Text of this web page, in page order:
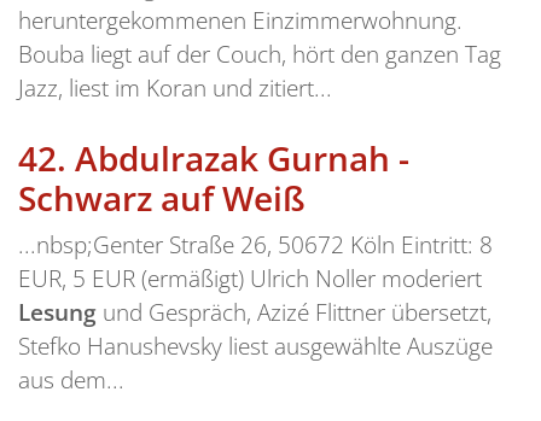
heruntergekommenen Einzimmerwohnung.
Bouba liegt auf der Couch, hört den ganzen Tag
Jazz, liest im Koran und zitiert...
42. Abdulrazak Gurnah -
Schwarz auf Weiß
...nbsp;Genter Straße 26, 50672 Köln Eintritt: 8
EUR, 5 EUR (ermäßigt) Ulrich Noller moderiert
Lesung und Gespräch, Azizé Flittner übersetzt,
Stefko Hanushevsky liest ausgewählte Auszüge
aus dem...